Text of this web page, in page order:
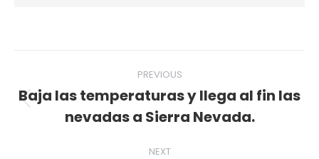
navigation
PREVIOUS
Previous
post:
Baja las temperaturas y llega al fin las
nevadas a Sierra Nevada.
NEXT